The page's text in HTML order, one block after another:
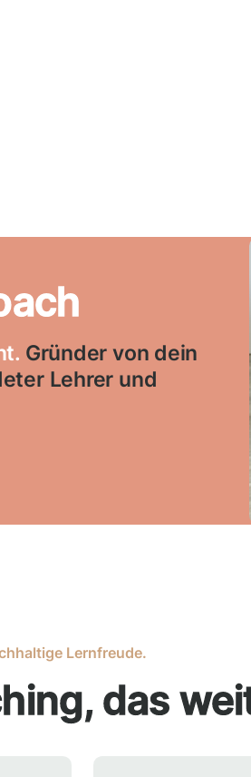
Gründer von dein
Lehrer und
Lernfreude.
das